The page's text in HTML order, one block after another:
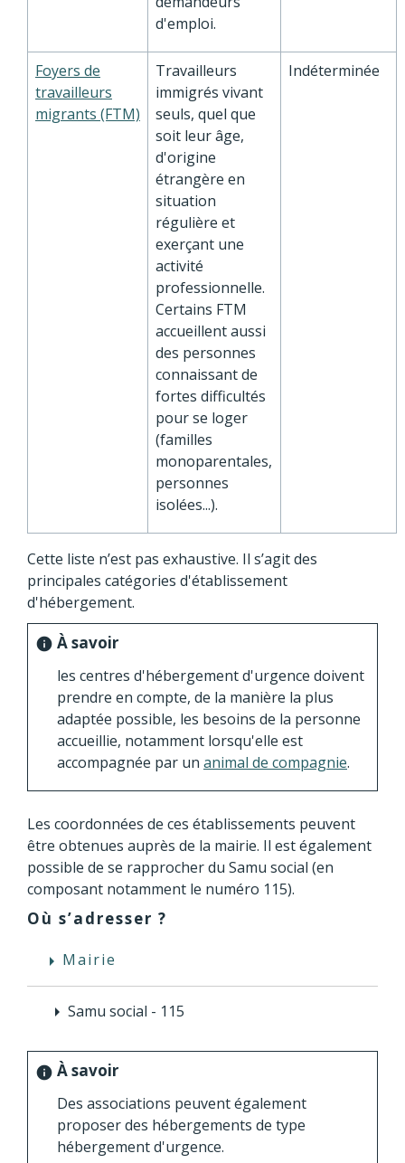
d'emploi.
Foyers de
travailleurs
migrants (FTM)
Travailleurs
immigrés vivant
seuls, quel que
soit leur âge,
d'origine
étrangère en
situation
régulière et
exerçant une
activité
professionnelle.
Certains FTM
accueillent aussi
des personnes
connaissant de
fortes difficultés
pour se loger
(familles
monoparentales,
personnes
isolées...).
Indéterminée
Cette liste n’est pas exhaustive. Il s’agit des
principales catégories d'établissement
d'hébergement.
info À savoir
les centres d'hébergement d'urgence doivent
prendre en compte, de la manière la plus
adaptée possible, les besoins de la personne
accueillie, notamment lorsqu'elle est
accompagnée par un animal de compagnie.
Les coordonnées de ces établissements peuvent
être obtenues auprès de la mairie. Il est également
possible de se rapprocher du Samu social (en
composant notamment le numéro 115).
Où s’adresser ?
arrow_right Mairie
arrow_right Samu social - 115
info À savoir
Des associations peuvent également
proposer des hébergements de type
hébergement d'urgence.